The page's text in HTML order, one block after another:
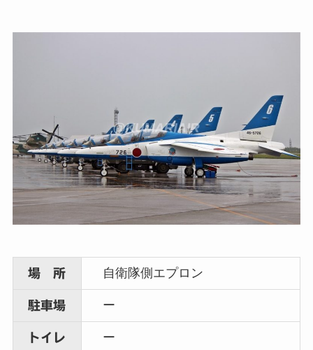
場 所 自衛隊側エプロン
駐車場 ー
トイレ ー